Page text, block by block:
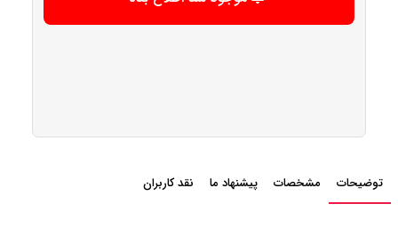
توضیحات مشخصات پیشنهاد ما نقد کاربران